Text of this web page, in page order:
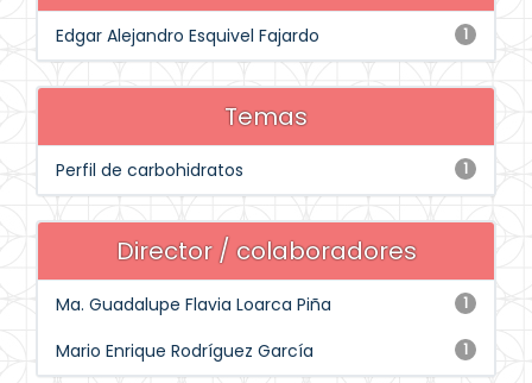
1
Edgar Alejandro Esquivel Fajardo
Temas
1
Perfil de carbohidratos
Director / colaboradores
1
Ma. Guadalupe Flavia Loarca Piña
1
Mario Enrique Rodríguez García